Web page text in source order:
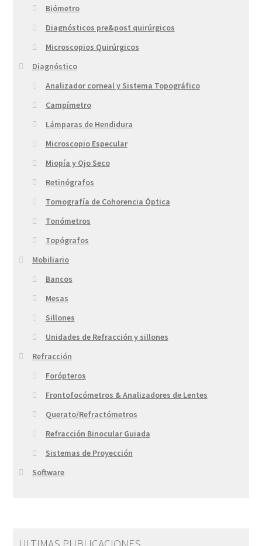
Biómetro
Diagnósticos pre&post quirúrgicos
Microscopios Quirúrgicos
Diagnóstico
Analizador corneal y Sistema Topográfico
Campímetro
Lámparas de Hendidura
Microscopio Especular
Miopía y Ojo Seco
Retinógrafos
Tomografía de Cohorencia Óptica
Tonómetros
Topógrafos
Mobiliario
Bancos
Mesas
Sillones
Unidades de Refracción y sillones
Refracción
Forópteros
Frontofocómetros & Analizadores de Lentes
Querato/Refractómetros
Refracción Binocular Guiada
Sistemas de Proyección
Software